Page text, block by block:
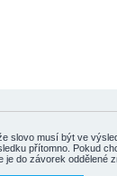
slovo musí být ve
přítomno. Pokud
je do závorek oddělené